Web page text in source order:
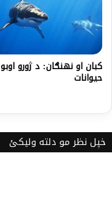
کبان او نهنګان: د ژورو اوبو
حيوانات
خپل نظر مو دلته ولیکئ